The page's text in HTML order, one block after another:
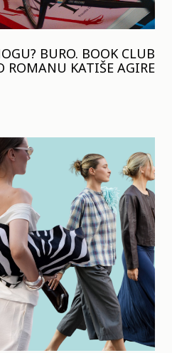
BURO. BOOK CLUB
ROMANU KATIŠE AGIRE